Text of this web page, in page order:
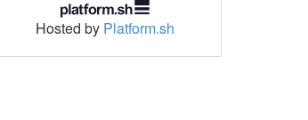
Hosted by Platform.sh